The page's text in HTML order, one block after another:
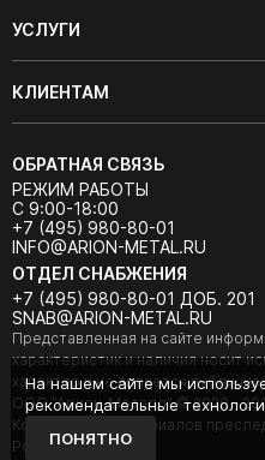
УСЛУГИ
КЛИЕНТАМ
ОБРАТНАЯ СВЯЗЬ
РЕЖИМ РАБОТЫ
С 9:00-18:00
+7 (495) 980-80-01
INFO@ARION-METAL.RU
ОТДЕЛ СНАБЖЕНИЯ
+7 (495) 980-80-01 ДОБ. 201
SNAB@ARION-METAL.RU
Представленная на сайте
характеристик и наличия носит
характер и не является
ООО "Арион-Металл" © 2020 -
Копирование материалов
РФ).
На нашем сайте мы
рекомендательные
ПОНЯТНО